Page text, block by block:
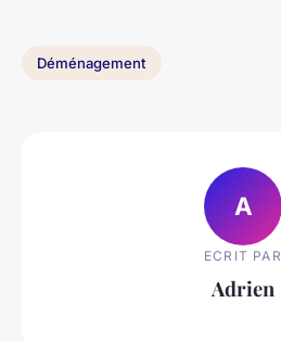
Déménagement
A
ECRIT PAR
Adrien